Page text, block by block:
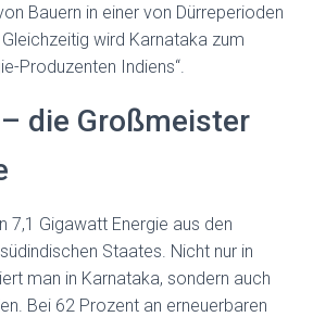
Bauern in einer von Dürreperioden
wird Karnataka zum
Produzenten Indiens“.
die Großmeister
7,1 Gigawatt Energie aus den
Staates. Nicht nur in
man in Karnataka, sondern auch
Bei 62 Prozent an erneuerbaren